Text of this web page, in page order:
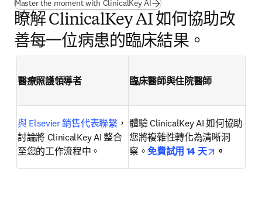
Master the moment with ClinicalKey AI
瞭解 ClinicalKey AI 如何協助改
善每一位病患的臨床結果。
醫療照護領導者 臨床醫師與住院醫師
與 Elsevier 銷售代表聯繫 ，
討論將 ClinicalKey AI 整合
至您的工作流程中。
體驗 ClinicalKey AI 如何協助
您將複雜性轉化為清晰洞
察。免費試用 14 天 opens in
。